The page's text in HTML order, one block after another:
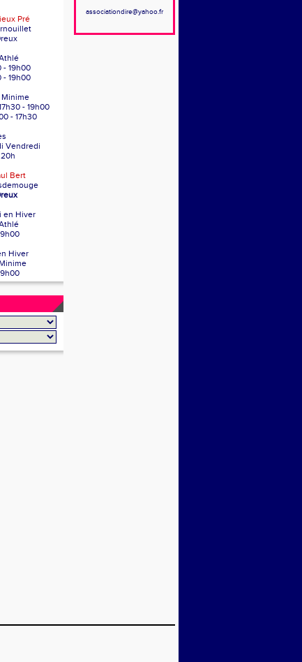
Pré
- 19h00
- 19h00
Minime
- 19h00
- 17h30
Vendredi
Bert
en Hiver
Hiver
associationdire@yahoo.fr